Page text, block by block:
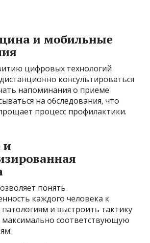
и мобильные
цифровых технологий
консультироваться
напоминания о приеме
на обследования, что
процесс профилактики.
и
понять
каждого человека к
и выстроить тактику
максимально соответствующую